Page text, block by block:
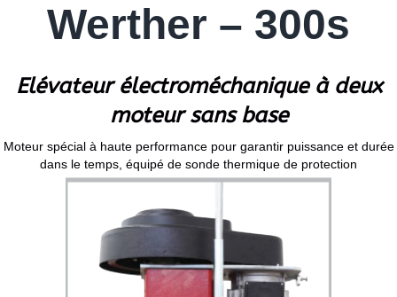
Werther – 300s
Elévateur électroméchanique à deux
moteur sans base
Moteur spécial à haute performance pour garantir puissance et durée
dans le temps, équipé de sonde thermique de protection